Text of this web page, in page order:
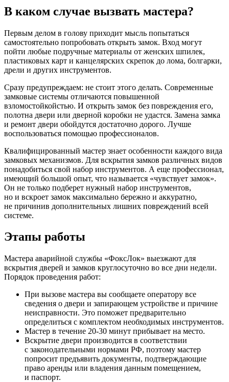
В каком случае вызвать мастера?
Первым делом в голову приходит мысль попытаться
самостоятельно попробовать открыть замок. Вход могут
пойти любые подручные материалы от женских шпилек,
пластиковых карт и канцелярских скрепок до лома, болгарки,
дрели и других инструментов.
Сразу предупреждаем: не стоит этого делать. Современные
замковые системы отличаются повышенной
взломостойкойстью. И открыть замок без повреждения его,
полотна двери или дверной коробки не удастся. Замена замка
и ремонт двери обойдутся достаточно дорого. Лучше
воспользоваться помощью профессионалов.
Квалифицированный мастер знает особенности каждого вида
замковых механизмов. Для вскрытия замков различных видов
понадобиться свой набор инструментов. А еще профессионал,
имеющий большой опыт, что называется «чувствует замок».
Он не только подберет нужный набор инструментов,
но и вскроет замок максимально бережно и аккуратно,
не причинив дополнительных лишних повреждений всей
системе.
Этапы работы
Мастера аварийной службы «ФоксЛок» выезжают для
вскрытия дверей и замков круглосуточно во все дни недели.
Порядок проведения работ:
При вызове мастера вы сообщаете оператору все
сведения о двери и запирающем устройстве и причине
неисправности. Это поможет предварительно
определиться с комплектом необходимых инструментов.
Мастер в течение 20-30 минут прибывает на место.
Вскрытие двери производится в соответствии
с законодательными нормами РФ, поэтому мастер
попросит предъявить документы, подтверждающие
право аренды или владения данным помещением,
и паспорт.